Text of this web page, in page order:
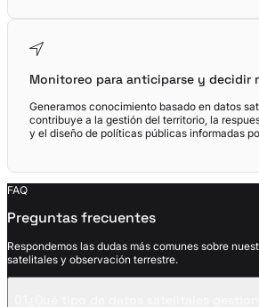
Monitoreo para anticiparse y decidir
Generamos conocimiento basado en datos
contribuye a la gestión del territorio, la
y el diseño de políticas públicas informadas
FAQ
Preguntas frecuentes
Respondemos las dudas más comunes sobre
satelitales y observación terrestre.